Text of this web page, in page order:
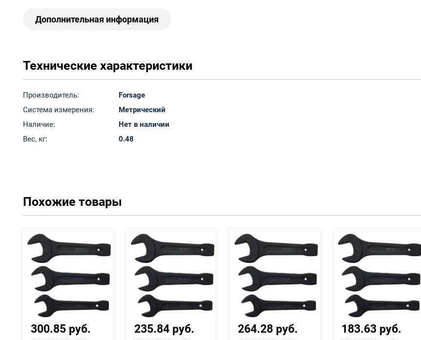
Дополнительная информация
Технические характеристики
Производитель:
Forsage
Система измерения:
Метрический
Наличие:
Нет в наличии
Вес, кг:
0.48
Похожие товары
235.84 руб. 264.28 руб. 183.63 руб. 161.55 руб.